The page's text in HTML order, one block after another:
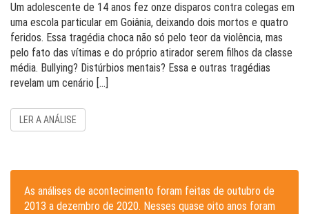
Um adolescente de 14 anos fez onze disparos contra colegas em
uma escola particular em Goiânia, deixando dois mortos e quatro
feridos. Essa tragédia choca não só pelo teor da violência, mas
pelo fato das vítimas e do próprio atirador serem filhos da classe
média. Bullying? Distúrbios mentais? Essa e outras tragédias
revelam um cenário […]
LER A ANÁLISE
As análises de acontecimento foram feitas de outubro de
2013 a dezembro de 2020. Nesses quase oito anos foram